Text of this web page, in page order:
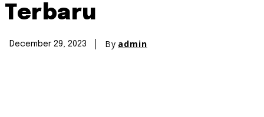
Terbaru
December 29, 2023 By admin